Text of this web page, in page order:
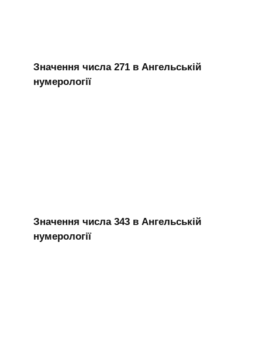
Значення числа 271 в Ангельській
нумерології
Значення числа 343 в Ангельській
нумерології